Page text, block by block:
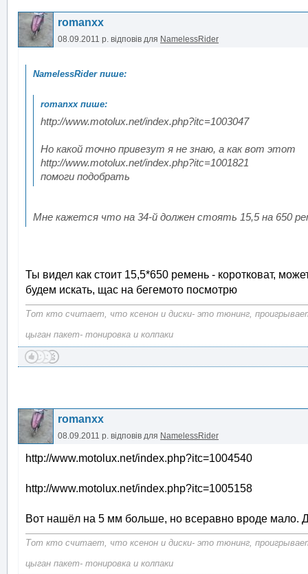
romanxx
08.09.2011 р. відповів для NamelessRider
http://www.motolux.net/index.php?itc=1003047
Но какой точно привезут я не знаю, а как вот этот
http://www.motolux.net/index.php?itc=1001821
помоги подобрать
Мне кажется что на 34-й должен стоять 15,5 на 650
Ты видел как стоит 15,5*650 ремень - коротковат,
будем искать, щас на бегемото посмотрю
Тот кто считает, что ксенон и диски- это тюнинг,
цыган пакет- тонировка и колпаки
romanxx
08.09.2011 р. відповів для NamelessRider
http://www.motolux.net/index.php?itc=1004540
http://www.motolux.net/index.php?itc=1005158
Вот нашёл на 5 мм больше, но всеравно вроде мало.
Тот кто считает, что ксенон и диски- это тюнинг,
цыган пакет- тонировка и колпаки